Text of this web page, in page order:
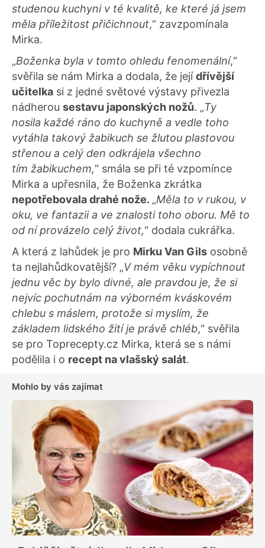
studenou kuchyni v té kvalitě, ke které já jsem
měla příležitost přičichnout,“ zavzpomínala
Mirka.
„Boženka byla v tomto ohledu fenomenální,“
svěřila se nám Mirka a dodala, že jejídřívější
učitelka si z jedné světové výstavy přivezla
nádherou sestavu japonských nožů. „Ty
nosila každé ráno do kuchyně a vedle toho
vytáhla takový žabikuch se žlutou plastovou
střenou a celý den odkrájela všechno
tím žabikuchem,“ smála se při té vzpomínce
Mirka a upřesnila, že Boženka zkrátka
nepotřebovala drahé nože. „Měla to v rukou, v
oku, ve fantazii a ve znalosti toho oboru. Mě to
od ní provázelo celý život,“ dodala cukrářka.
A která z lahůdek je pro Mirku Van Gils osobně
ta nejlahůdkovatější? „V mém věku vypíchnout
jednu věc by bylo divné, ale pravdou je, že si
nejvíc pochutnám na výborném kváskovém
chlebu s máslem, protože si myslím, že
základem lidského žití je právě chléb,“ svěřila
se pro Toprecepty.cz Mirka, která se s námi
podělila i o recept na vlašský salát.
Mohlo by vás zajímat